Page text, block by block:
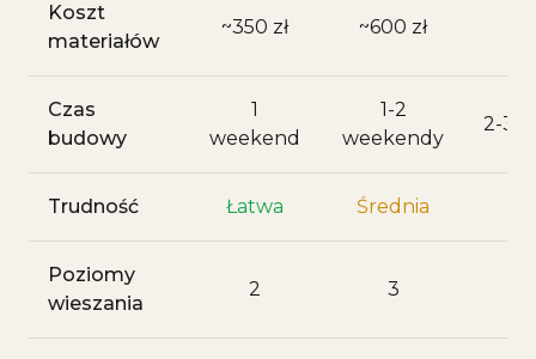
Koszt
materiałów
~350 zł ~600 zł
Czas
budowy
1
weekend
1-2
weekendy
2-3
Trudność Łatwa Średnia
Poziomy
wieszania
2 3